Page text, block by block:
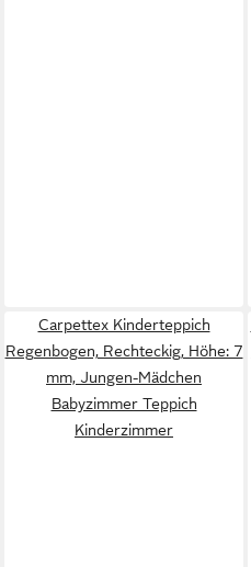
Carpettex Kinderteppich
Regenbogen, Rechteckig, Höhe: 7
mm, Jungen-Mädchen
Babyzimmer Teppich
Kinderzimmer